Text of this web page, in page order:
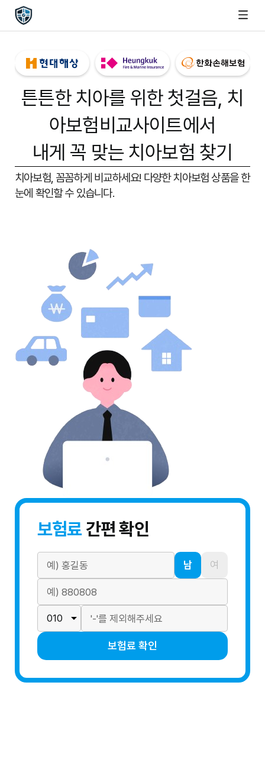
튼튼한 치아를 위한 첫걸음, 치
아보험비교사이트에서
내게 꼭 맞는 치아보험 찾기
치아보험, 꼼꼼하게 비교하세요! 다양한 치아보험 상품을 한
눈에 확인할 수 있습니다.
보험료간편 확인
남 여
보험료 확인